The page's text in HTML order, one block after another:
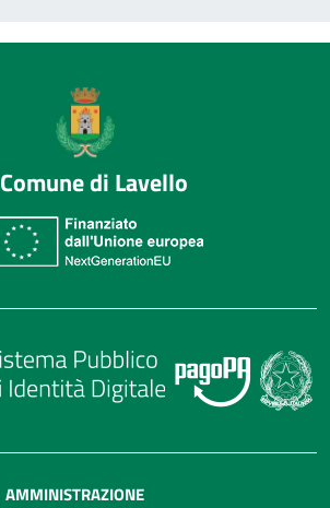
Comune di Lavello
AMMINISTRAZIONE